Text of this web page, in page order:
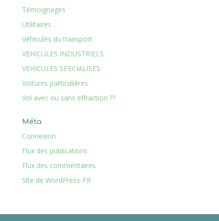
Témoignages
Utilitaires
Véhicules du transport
VEHICULES INDUSTRIELS
VEHICULES SPECIALISES
Voitures particulières
Vol avec ou sans effraction ??
Méta
Connexion
Flux des publications
Flux des commentaires
Site de WordPress-FR